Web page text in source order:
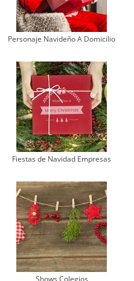
Personaje Navideño A Domicilio
Fiestas de Navidad Empresas